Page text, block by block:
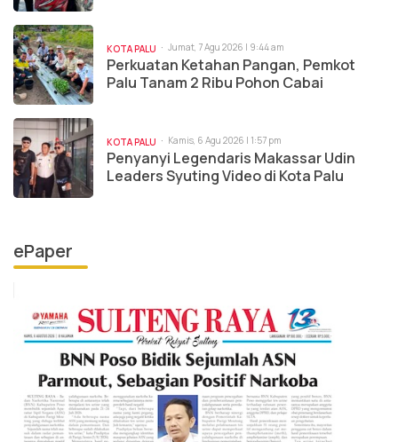
KOTA PALU Jumat, 7 Agu 2026 | 9:44 am
Perkuatan Ketahan Pangan, Pemkot
Palu Tanam 2 Ribu Pohon Cabai
KOTA PALU Kamis, 6 Agu 2026 | 1:57 pm
Penyanyi Legendaris Makassar Udin
Leaders Syuting Video di Kota Palu
ePaper